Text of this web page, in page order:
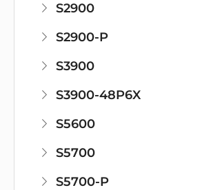
S2900
S2900-P
S3900
S3900-48P6X
S5600
S5700
S5700-P